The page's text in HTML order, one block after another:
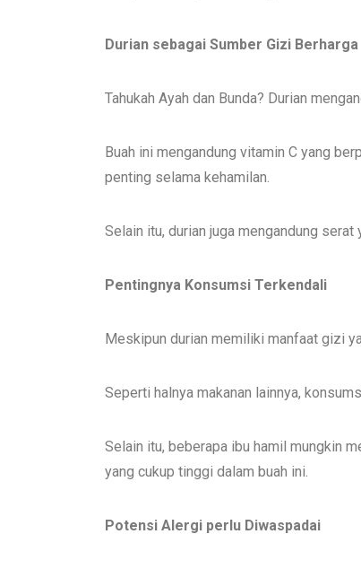
Durian sebagai Sumber Gizi Berharga
Tahukah Ayah dan Bunda? Durian
Buah ini mengandung vitamin C yang
penting selama kehamilan.
Selain itu, durian juga mengandung
Pentingnya Konsumsi Terkendali
Meskipun durian memiliki manfaat gizi
Seperti halnya makanan lainnya,
Selain itu, beberapa ibu hamil mungkin
yang cukup tinggi dalam buah ini.
Potensi Alergi perlu Diwaspadai